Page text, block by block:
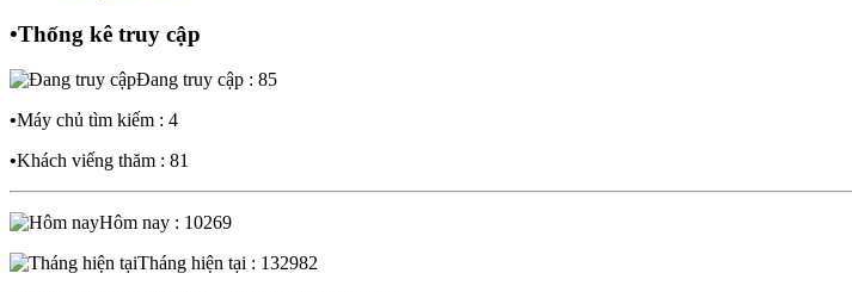
•Thống kê truy cập
Đang truy cập : 85
•Máy chủ tìm kiếm : 4
•Khách viếng thăm : 81
Hôm nay : 10269
Tháng hiện tại : 132982